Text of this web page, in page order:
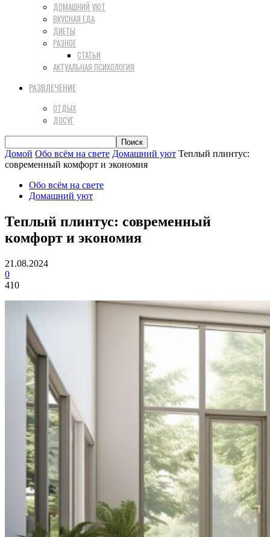
ДОМАШНИЙ УЮТ
ВКУСНАЯ ЕДА
ДИЕТЫ
РАЗНОЕ
СТАТЬИ
АКТУАЛЬНАЯ ПСИХОЛОГИЯ
РАЗВЛЕЧЕНИЕ
ОТДЫХ
ДОСУГ
Домой Обо всём на свете Домашний уют Теплый плинтус:
современный комфорт и экономия
Обо всём на свете
Домашний уют
Теплый плинтус: современный
комфорт и экономия
21.08.2024
0
410